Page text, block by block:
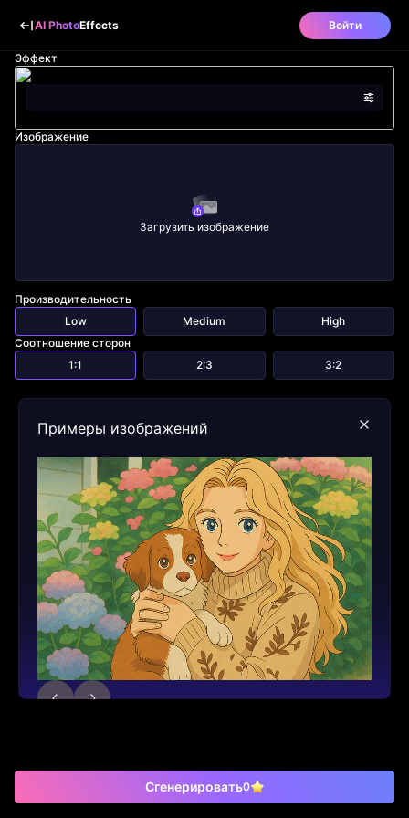
AI PhotoEffects Войти
Эффект
Изображение
Загрузить изображение
Производительность
Low
Medium
High
Соотношение сторон
1:1
2:3 3:2
Сгенерировать0
Примеры изображений